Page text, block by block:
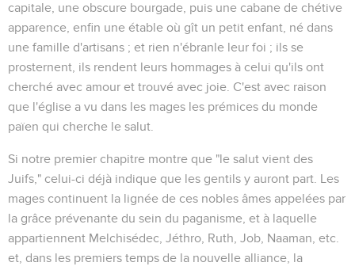
capitale, une obscure bourgade, puis une cabane de chétive
apparence, enfin une étable où gît un petit enfant, né dans
une famille d'artisans ; et rien n'ébranle leur foi ; ils se
prosternent, ils rendent leurs hommages à celui qu'ils ont
cherché avec amour et trouvé avec joie. C'est avec raison
que l'église a vu dans les mages les prémices du monde
païen qui cherche le salut.
Si notre premier chapitre montre que "le salut vient des
Juifs," celui-ci déjà indique que les gentils y auront part. Les
mages continuent la lignée de ces nobles âmes appelées par
la grâce prévenante du sein du paganisme, et à laquelle
appartiennent Melchisédec, Jéthro, Ruth, Job, Naaman, etc.
et, dans les premiers temps de la nouvelle alliance, la